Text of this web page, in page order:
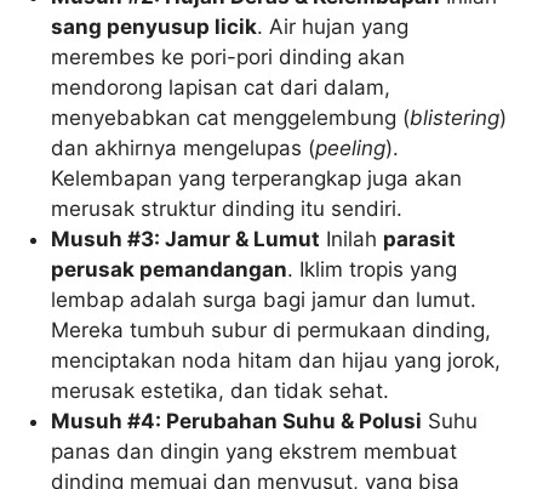
sang penyusup licik. Air hujan yang
merembes ke pori-pori dinding akan
mendorong lapisan cat dari dalam,
menyebabkan cat menggelembung (blistering)
dan akhirnya mengelupas (peeling).
Kelembapan yang terperangkap juga akan
merusak struktur dinding itu sendiri.
Musuh #3: Jamur & Lumut Inilah parasit
perusak pemandangan. Iklim tropis yang
lembap adalah surga bagi jamur dan lumut.
Mereka tumbuh subur di permukaan dinding,
menciptakan noda hitam dan hijau yang jorok,
merusak estetika, dan tidak sehat.
Musuh #4: Perubahan Suhu & Polusi Suhu
panas dan dingin yang ekstrem membuat
dinding memuai dan menyusut, yang bisa